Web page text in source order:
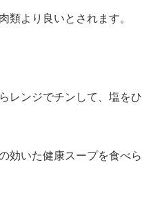
類より良いとされます。
レンジでチンして、塩をひ
効いた健康スープを食べら